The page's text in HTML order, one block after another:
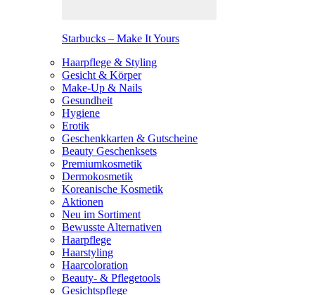
Starbucks – Make It Yours
Haarpflege & Styling
Gesicht & Körper
Make-Up & Nails
Gesundheit
Hygiene
Erotik
Geschenkkarten & Gutscheine
Beauty Geschenksets
Premiumkosmetik
Dermokosmetik
Koreanische Kosmetik
Aktionen
Neu im Sortiment
Bewusste Alternativen
Haarpflege
Haarstyling
Haarcoloration
Beauty- & Pflegetools
Gesichtspflege